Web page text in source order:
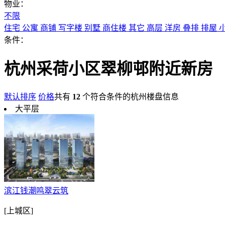
物业：
不限
住宅 公寓 商铺 写字楼 别墅 商住楼 其它 高层 洋房 叠排 排屋
条件：
杭州采荷小区翠柳邨附近新房
默认排序 价格共有 12 个符合条件的杭州楼盘信息
大平层
滨江钱潮鸣翠云筑
[上城区]